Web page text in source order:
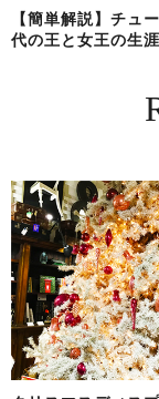
【簡単解説】チュ
代の王と女王の生涯